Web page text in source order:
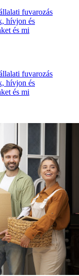
fuvarozás
hívjon és
és mi
fuvarozás
hívjon és
és mi